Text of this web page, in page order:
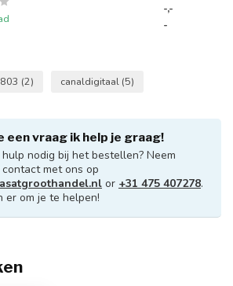
-,-
-
(2) canaldigitaal (5)
een vraag ik help je graag!
nodig bij het bestellen? Neem
met ons op
or +31 475 407278.
er om je te helpen!